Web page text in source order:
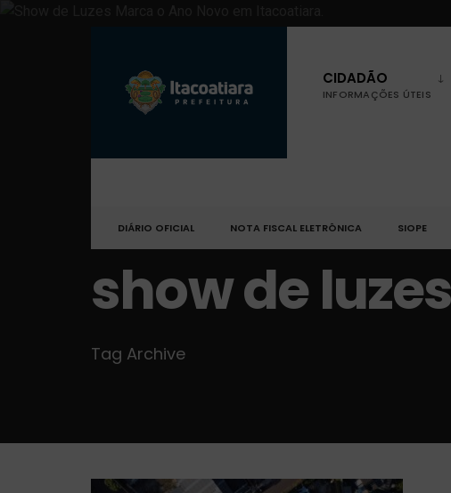
CIDADÃO
INFORMAÇÕES ÚTEIS
DIÁRIO OFICIAL NOTA FISCAL ELETRÔNICA SIOPE
show de luzes
Tag Archive